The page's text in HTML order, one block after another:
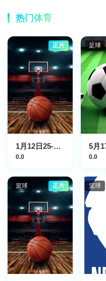
热门体育
正片
1月12日25-26赛季NBA常规赛 老鹰VS勇士
0.0
足球
0.0
篮球 正片 篮球